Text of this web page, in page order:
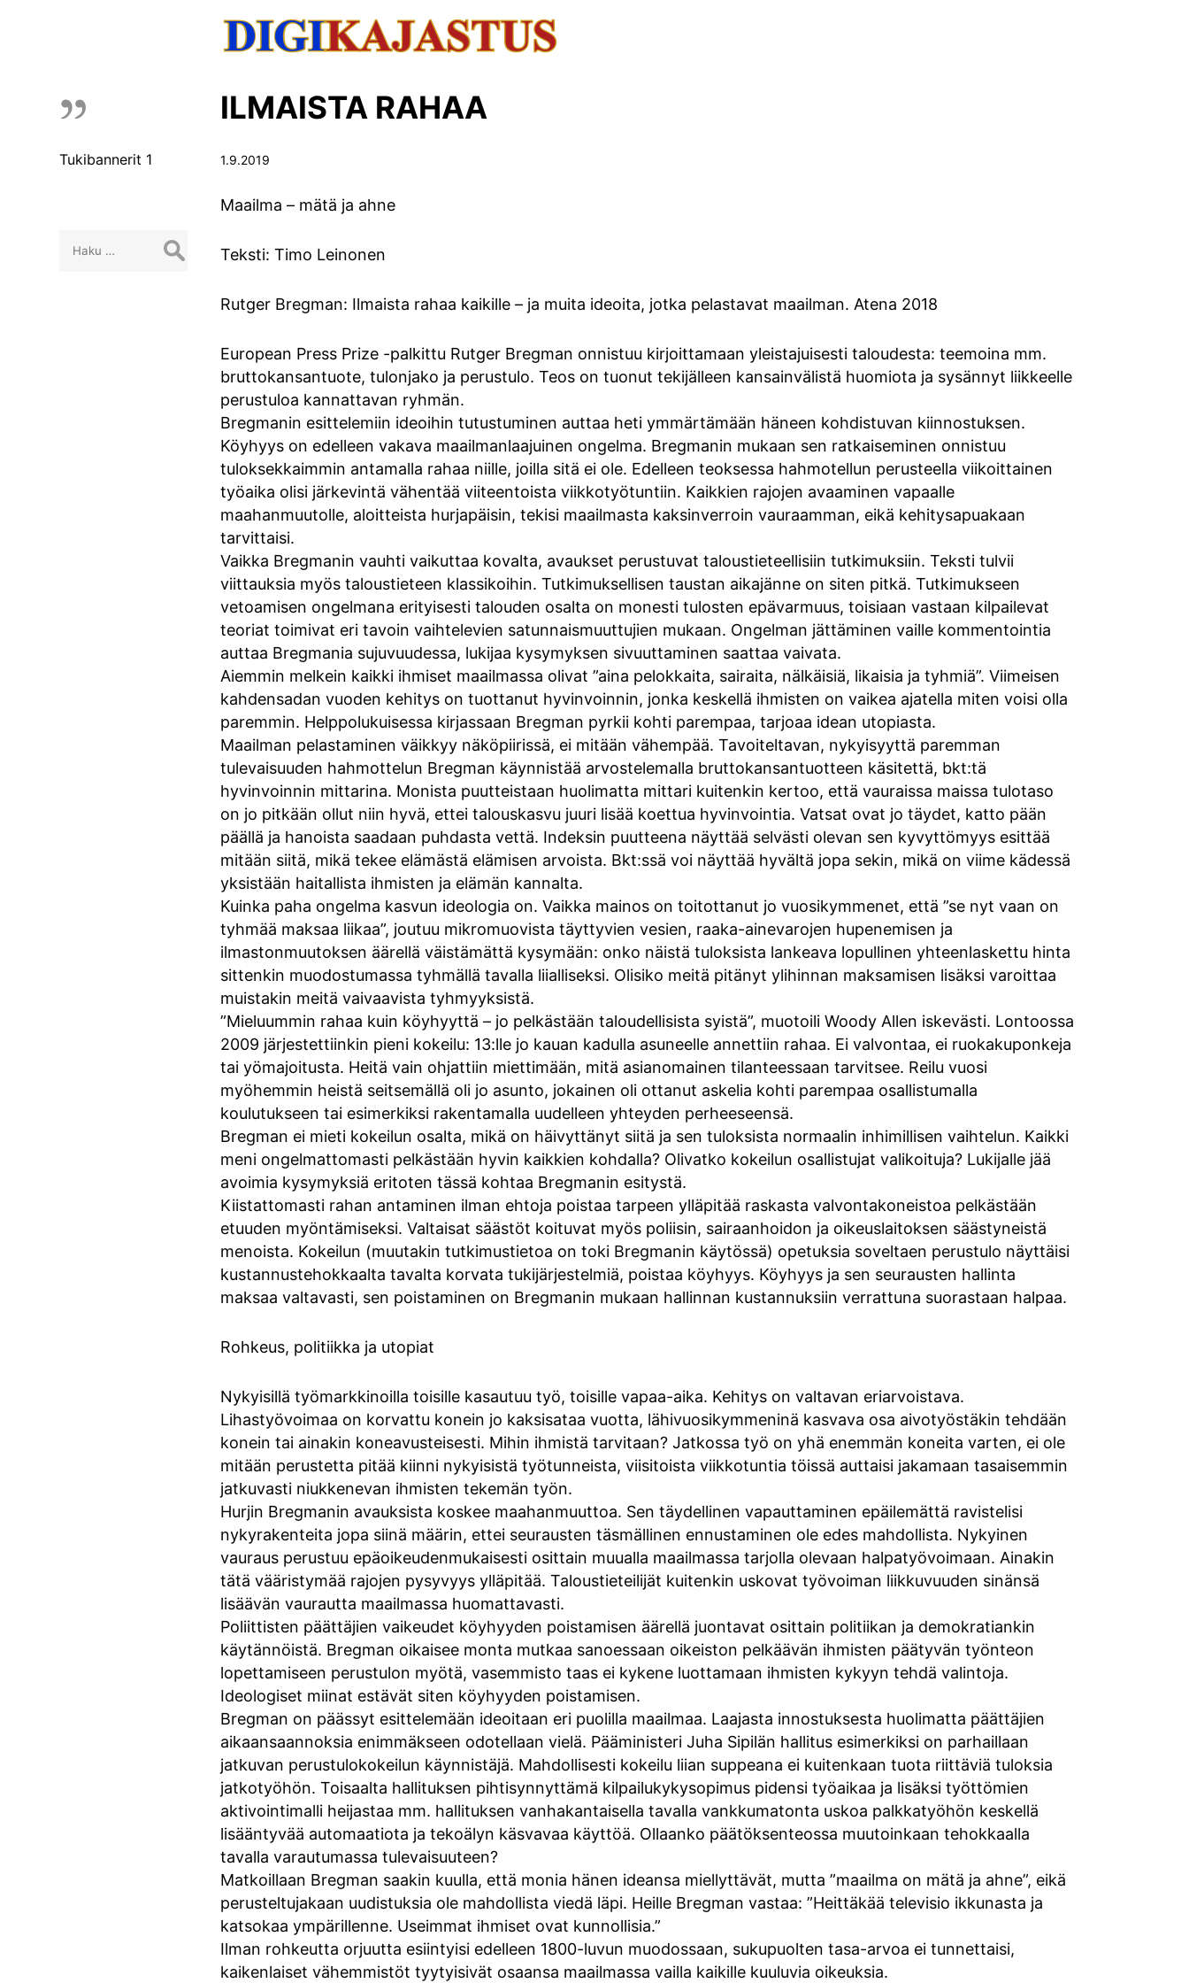
ILMAISTA RAHAA
1.9.2019
Maailma – mätä ja ahne
Teksti: Timo Leinonen
Rutger Bregman: Ilmaista rahaa kaikille – ja muita ideoita, jotka pelastavat maailman. Atena 2018
European Press Prize -palkittu Rutger Bregman onnistuu kirjoittamaan yleistajuisesti taloudesta: teemoina mm.
bruttokansantuote, tulonjako ja perustulo. Teos on tuonut tekijälleen kansainvälistä huomiota ja sysännyt liikkeelle
perustuloa kannattavan ryhmän.
Bregmanin esittelemiin ideoihin tutustuminen auttaa heti ymmärtämään häneen kohdistuvan kiinnostuksen.
Köyhyys on edelleen vakava maailmanlaajuinen ongelma. Bregmanin mukaan sen ratkaiseminen onnistuu
tuloksekkaimmin antamalla rahaa niille, joilla sitä ei ole. Edelleen teoksessa hahmotellun perusteella viikoittainen
työaika olisi järkevintä vähentää viiteentoista viikkotyötuntiin. Kaikkien rajojen avaaminen vapaalle
maahanmuutolle, aloitteista hurjapäisin, tekisi maailmasta kaksinverroin vauraamman, eikä kehitysapuakaan
tarvittaisi.
Vaikka Bregmanin vauhti vaikuttaa kovalta, avaukset perustuvat taloustieteellisiin tutkimuksiin. Teksti tulvii
viittauksia myös taloustieteen klassikoihin. Tutkimuksellisen taustan aikajänne on siten pitkä. Tutkimukseen
vetoamisen ongelmana erityisesti talouden osalta on monesti tulosten epävarmuus, toisiaan vastaan kilpailevat
teoriat toimivat eri tavoin vaihtelevien satunnaismuuttujien mukaan. Ongelman jättäminen vaille kommentointia
auttaa Bregmania sujuvuudessa, lukijaa kysymyksen sivuuttaminen saattaa vaivata.
Aiemmin melkein kaikki ihmiset maailmassa olivat ”aina pelokkaita, sairaita, nälkäisiä, likaisia ja tyhmiä”. Viimeisen
kahdensadan vuoden kehitys on tuottanut hyvinvoinnin, jonka keskellä ihmisten on vaikea ajatella miten voisi olla
paremmin. Helppolukuisessa kirjassaan Bregman pyrkii kohti parempaa, tarjoaa idean utopiasta.
Maailman pelastaminen väikkyy näköpiirissä, ei mitään vähempää. Tavoiteltavan, nykyisyyttä paremman
tulevaisuuden hahmottelun Bregman käynnistää arvostelemalla bruttokansantuotteen käsitettä, bkt:tä
hyvinvoinnin mittarina. Monista puutteistaan huolimatta mittari kuitenkin kertoo, että vauraissa maissa tulotaso
on jo pitkään ollut niin hyvä, ettei talouskasvu juuri lisää koettua hyvinvointia. Vatsat ovat jo täydet, katto pään
päällä ja hanoista saadaan puhdasta vettä. Indeksin puutteena näyttää selvästi olevan sen kyvyttömyys esittää
mitään siitä, mikä tekee elämästä elämisen arvoista. Bkt:ssä voi näyttää hyvältä jopa sekin, mikä on viime kädessä
yksistään haitallista ihmisten ja elämän kannalta.
Kuinka paha ongelma kasvun ideologia on. Vaikka mainos on toitottanut jo vuosikymmenet, että ”se nyt vaan on
tyhmää maksaa liikaa”, joutuu mikromuovista täyttyvien vesien, raaka-ainevarojen hupenemisen ja
ilmastonmuutoksen äärellä väistämättä kysymään: onko näistä tuloksista lankeava lopullinen yhteenlaskettu hinta
sittenkin muodostumassa tyhmällä tavalla liialliseksi. Olisiko meitä pitänyt ylihinnan maksamisen lisäksi varoittaa
muistakin meitä vaivaavista tyhmyyksistä.
”Mieluummin rahaa kuin köyhyyttä – jo pelkästään taloudellisista syistä”, muotoili Woody Allen iskevästi. Lontoossa
2009 järjestettiinkin pieni kokeilu: 13:lle jo kauan kadulla asuneelle annettiin rahaa. Ei valvontaa, ei ruokakuponkeja
tai yömajoitusta. Heitä vain ohjattiin miettimään, mitä asianomainen tilanteessaan tarvitsee. Reilu vuosi
myöhemmin heistä seitsemällä oli jo asunto, jokainen oli ottanut askelia kohti parempaa osallistumalla
koulutukseen tai esimerkiksi rakentamalla uudelleen yhteyden perheeseensä.
Bregman ei mieti kokeilun osalta, mikä on häivyttänyt siitä ja sen tuloksista normaalin inhimillisen vaihtelun. Kaikki
meni ongelmattomasti pelkästään hyvin kaikkien kohdalla? Olivatko kokeilun osallistujat valikoituja? Lukijalle jää
avoimia kysymyksiä eritoten tässä kohtaa Bregmanin esitystä.
Kiistattomasti rahan antaminen ilman ehtoja poistaa tarpeen ylläpitää raskasta valvontakoneistoa pelkästään
etuuden myöntämiseksi. Valtaisat säästöt koituvat myös poliisin, sairaanhoidon ja oikeuslaitoksen säästyneistä
menoista. Kokeilun (muutakin tutkimustietoa on toki Bregmanin käytössä) opetuksia soveltaen perustulo näyttäisi
kustannustehokkaalta tavalta korvata tukijärjestelmiä, poistaa köyhyys. Köyhyys ja sen seurausten hallinta
maksaa valtavasti, sen poistaminen on Bregmanin mukaan hallinnan kustannuksiin verrattuna suorastaan halpaa.
Rohkeus, politiikka ja utopiat
Nykyisillä työmarkkinoilla toisille kasautuu työ, toisille vapaa-aika. Kehitys on valtavan eriarvoistava.
Lihastyövoimaa on korvattu konein jo kaksisataa vuotta, lähivuosikymmeninä kasvava osa aivotyöstäkin tehdään
konein tai ainakin koneavusteisesti. Mihin ihmistä tarvitaan? Jatkossa työ on yhä enemmän koneita varten, ei ole
mitään perustetta pitää kiinni nykyisistä työtunneista, viisitoista viikkotuntia töissä auttaisi jakamaan tasaisemmin
jatkuvasti niukkenevan ihmisten tekemän työn.
Hurjin Bregmanin avauksista koskee maahanmuuttoa. Sen täydellinen vapauttaminen epäilemättä ravistelisi
nykyrakenteita jopa siinä määrin, ettei seurausten täsmällinen ennustaminen ole edes mahdollista. Nykyinen
vauraus perustuu epäoikeudenmukaisesti osittain muualla maailmassa tarjolla olevaan halpatyövoimaan. Ainakin
tätä vääristymää rajojen pysyvyys ylläpitää. Taloustieteilijät kuitenkin uskovat työvoiman liikkuvuuden sinänsä
lisäävän vaurautta maailmassa huomattavasti.
Poliittisten päättäjien vaikeudet köyhyyden poistamisen äärellä juontavat osittain politiikan ja demokratiankin
käytännöistä. Bregman oikaisee monta mutkaa sanoessaan oikeiston pelkäävän ihmisten päätyvän työnteon
lopettamiseen perustulon myötä, vasemmisto taas ei kykene luottamaan ihmisten kykyyn tehdä valintoja.
Ideologiset miinat estävät siten köyhyyden poistamisen.
Bregman on päässyt esittelemään ideoitaan eri puolilla maailmaa. Laajasta innostuksesta huolimatta päättäjien
aikaansaannoksia enimmäkseen odotellaan vielä. Pääministeri Juha Sipilän hallitus esimerkiksi on parhaillaan
jatkuvan perustulokokeilun käynnistäjä. Mahdollisesti kokeilu liian suppeana ei kuitenkaan tuota riittäviä tuloksia
jatkotyöhön. Toisaalta hallituksen pihtisynnyttämä kilpailukykysopimus pidensi työaikaa ja lisäksi työttömien
aktivointimalli heijastaa mm. hallituksen vanhakantaisella tavalla vankkumatonta uskoa palkkatyöhön keskellä
lisääntyvää automaatiota ja tekoälyn käsvavaa käyttöä. Ollaanko päätöksenteossa muutoinkaan tehokkaalla
tavalla varautumassa tulevaisuuteen?
Matkoillaan Bregman saakin kuulla, että monia hänen ideansa miellyttävät, mutta ”maailma on mätä ja ahne”, eikä
perusteltujakaan uudistuksia ole mahdollista viedä läpi. Heille Bregman vastaa: ”Heittäkää televisio ikkunasta ja
katsokaa ympärillenne. Useimmat ihmiset ovat kunnollisia.”
Ilman rohkeutta orjuutta esiintyisi edelleen 1800-luvun muodossaan, sukupuolten tasa-arvoa ei tunnettaisi,
kaikenlaiset vähemmistöt tyytyisivät osaansa maailmassa vailla kaikille kuuluvia oikeuksia.
Tukibannerit 1